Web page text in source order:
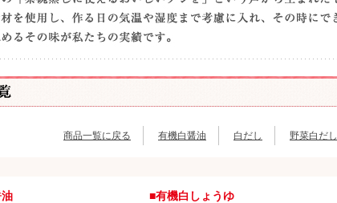
商品一覧に戻る 有機白醤油 白だし 野菜白だし
■有機白しょうゆ